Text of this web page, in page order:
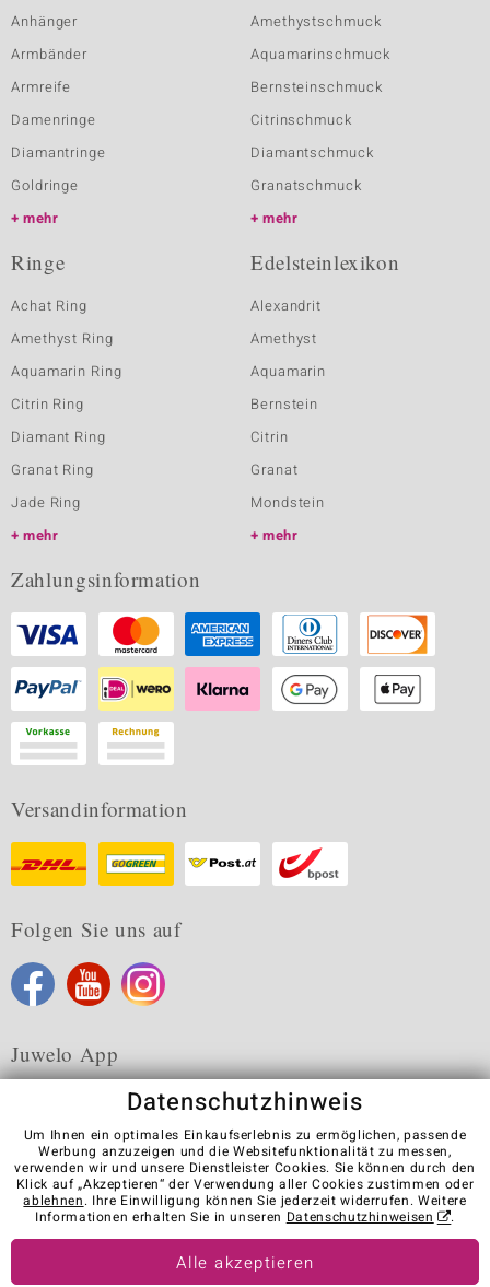
Anhänger
Armbänder
Armreife
Damenringe
Diamantringe
Goldringe
mehr
Amethystschmuck
Aquamarinschmuck
Bernsteinschmuck
Citrinschmuck
Diamantschmuck
Granatschmuck
mehr
Ringe
Achat Ring
Amethyst Ring
Aquamarin Ring
Citrin Ring
Diamant Ring
Granat Ring
Jade Ring
mehr
Edelsteinlexikon
Alexandrit
Amethyst
Aquamarin
Bernstein
Citrin
Granat
Mondstein
mehr
Zahlungsinformation
Versandinformation
Folgen Sie uns auf
Juwelo App
Karriere AGB Datenschutz Cookies
Impressum
Kontakt
Vertrag widerrufen
Visit our stores in other countries:
Datenschutzhinweis
Um Ihnen ein optimales Einkaufserlebnis zu ermöglichen, passende
Werbung anzuzeigen und die Websitefunktionalität zu messen,
verwenden wir und unsere Dienstleister Cookies. Sie können durch den
Klick auf „Akzeptieren“ der Verwendung aller Cookies zustimmen oder
ablehnen. Ihre Einwilligung können Sie jederzeit widerrufen. Weitere
Informationen erhalten Sie in unseren Datenschutzhinweisen .
Alle akzeptieren